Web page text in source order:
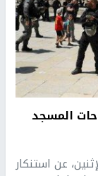
المسجد
عن استنكار